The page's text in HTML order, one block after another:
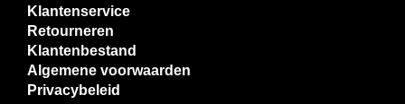
Klantenservice
Retourneren
Klantenbestand
Algemene voorwaarden
Privacybeleid